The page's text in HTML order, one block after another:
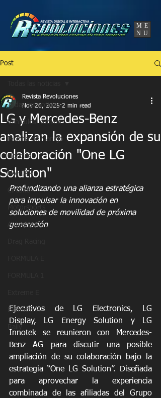
ME
NU
Post
Todas las noticias
Vehículos Nuevos
Prueba de Manejo
Noticias
NASCAR
Circuito
Motorsports
Autoshow
Extreme H
LG y Mercedes-Benz
analizan la expansión de su
colaboración "One LG
Solution"
Revista Revoluciones
Nov 26, 2025 2 min read
Profundizando una alianza estratégica
para impulsar la innovación en
soluciones de movilidad de próxima
generación
Ejecutivos de LG Electronics, LG
Display, LG Energy Solution y LG
Innotek se reunieron con Mercedes-
Benz AG para discutir una posible
ampliación de su colaboración bajo la
estrategia “One LG Solution”. Diseñada
para aprovechar la experiencia
combinada de las afiliadas del Grupo